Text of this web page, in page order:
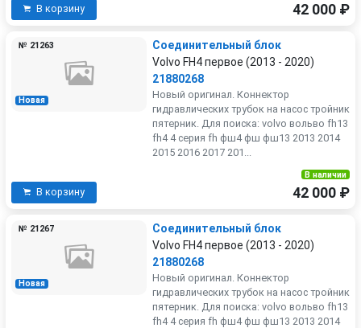
В корзину 42 000 ₽
Новая
№ 21263
Соединительный блок
Volvo FH4 первое (2013 - 2020)
21880268
Новый оригинал. Коннектор
гидравлических трубок на насос тройник
пятерник. Для поиска: volvo вольво fh13
fh4 4 серия fh фш4 фш фш13 2013 2014
2015 2016 2017 201...
В корзину
В наличии
42 000 ₽
Новая
№ 21267
Соединительный блок
Volvo FH4 первое (2013 - 2020)
21880268
Новый оригинал. Коннектор
гидравлических трубок на насос тройник
пятерник. Для поиска: volvo вольво fh13
fh4 4 серия fh фш4 фш фш13 2013 2014